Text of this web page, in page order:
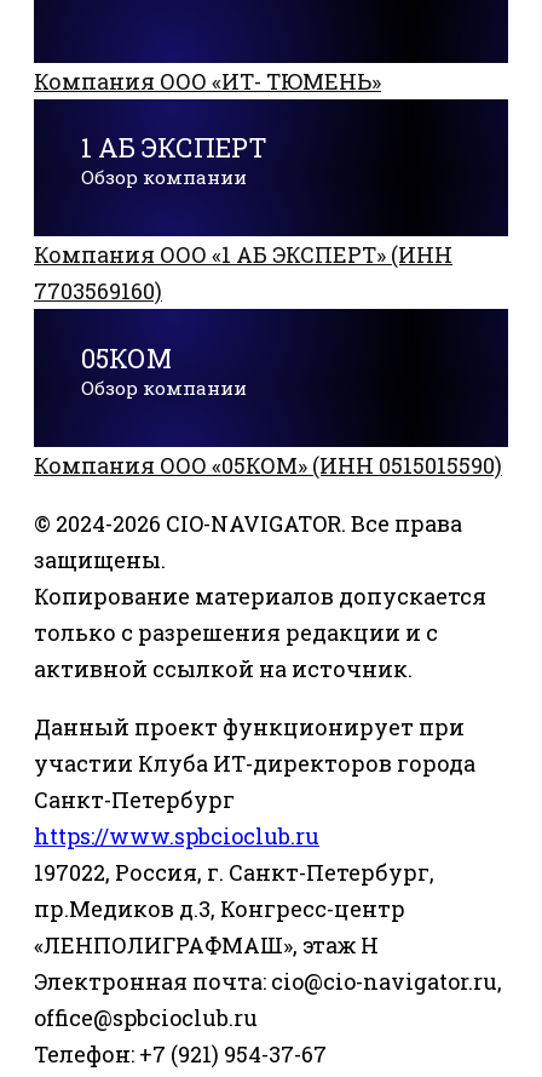
Компания ООО «ИТ- ТЮМЕНЬ»
1 АБ ЭКСПЕРТ
Обзор компании
Компания ООО «1 АБ ЭКСПЕРТ» (ИНН
7703569160)
05КОМ
Обзор компании
Компания ООО «05КОМ» (ИНН 0515015590)
© 2024-2026 CIO-NAVIGATOR. Все права
защищены.
Копирование материалов допускается
только с разрешения редакции и с
активной ссылкой на источник.
Данный проект функционирует при
участии Клуба ИТ-директоров города
Санкт-Петербург
https://www.spbcioclub.ru
197022, Россия, г. Санкт-Петербург,
пр.Медиков д.3, Конгресс-центр
«ЛЕНПОЛИГРАФМАШ», этаж Н
Электронная почта: cio@cio-navigator.ru,
office@spbcioclub.ru
Телефон: +7 (921) 954-37-67